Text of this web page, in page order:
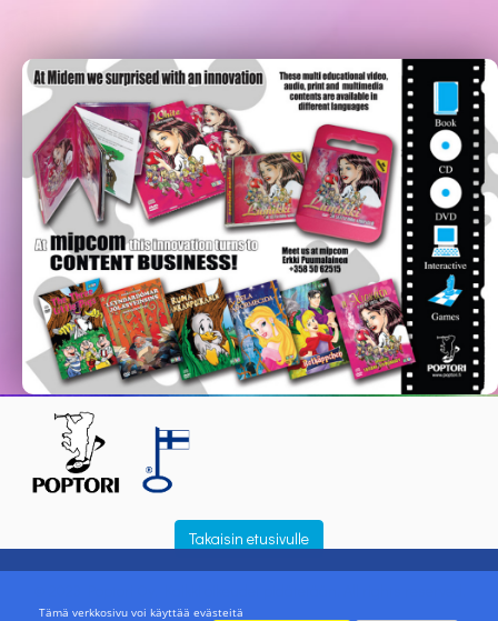
Takaisin etusivulle
Tämä verkkosivu voi käyttää evästeitä